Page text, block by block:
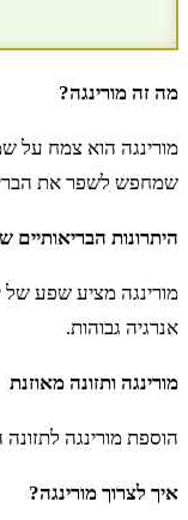
מה זה מורינגה?
מורינגה הוא צמח על
שמחפש לשפר את
היתרונות הבריאותיים
אנרגיה גבוהות.
מורינגה ותזונה מאוזנת
הוספת מורינגה
איך לצרוך מורינגה?